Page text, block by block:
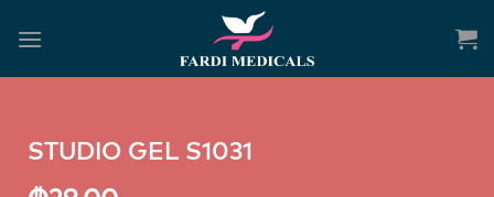
STUDIO GEL S1031